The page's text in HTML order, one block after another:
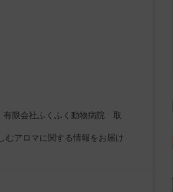
有限会社ふくふく動物病院 取
むアロマに関する情報をお届け